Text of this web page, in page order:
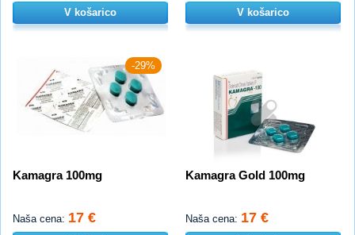
V košarico V košarico
-29%
Kamagra 100mg
Naša cena: 17 €
Kamagra Gold 100mg
Naša cena: 17 €